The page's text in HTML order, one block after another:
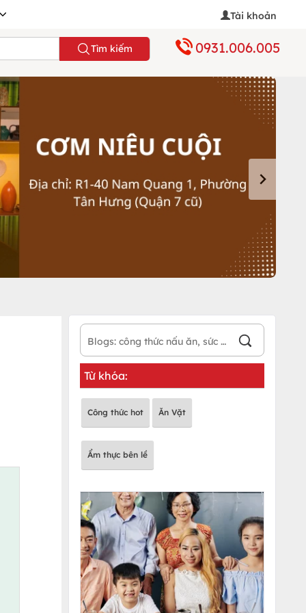
Tài khoản
Tìm kiếm 0931.006.005
Từ khóa:
Công thức hot Ăn Vặt
Ẩm thực bên lề